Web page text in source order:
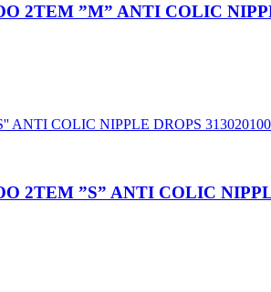
”M” ANTI COLIC
”S” ANTI COLIC NIPPLE